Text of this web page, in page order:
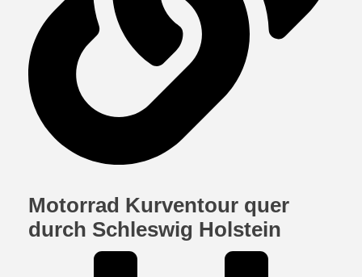
Motorrad Kurventour quer
durch Schleswig Holstein